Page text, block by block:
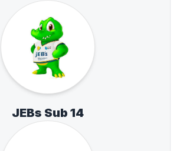
JEBs Sub 14